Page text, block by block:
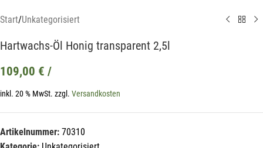
Start/Unkategorisiert
Hartwachs-Öl Honig transparent 2,5l
109,00 € /
inkl. 20 % MwSt. zzgl. Versandkosten
Artikelnummer: 70310
Veranstaltungen und Aktionen